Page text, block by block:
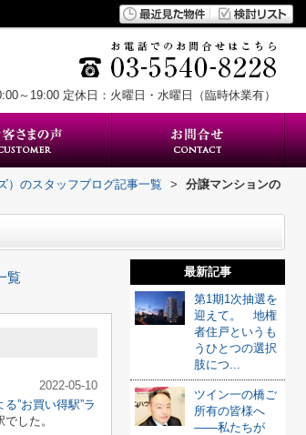
～19:00 定休日：火曜日・水曜日（臨時休業有）
）のスタッフブログ記事一覧 >
分譲マンションの
覧
2022-05-10
”お買い得駅”ラ
した。
最新記事
第1期1次抽選を
迎えて。 地権
者住戸というも
うひとつの選択
肢につ...
ツイン一の橋ご
所有の皆様へ
――私たちが